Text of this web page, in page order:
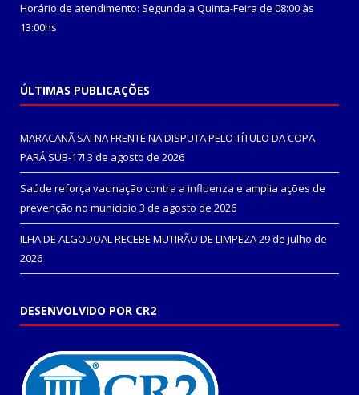
Horário de atendimento: Segunda a Quinta-Feira de 08:00 às
13:00hs
ÚLTIMAS PUBLICAÇÕES
MARACANÃ SAI NA FRENTE NA DISPUTA PELO TÍTULO DA COPA
PARÁ SUB-17! 3 de agosto de 2026
Saúde reforça vacinação contra a influenza e amplia ações de
prevenção no município 3 de agosto de 2026
ILHA DE ALGODOAL RECEBE MUTIRÃO DE LIMPEZA29 de julho de
2026
DESENVOLVIDO POR CR2